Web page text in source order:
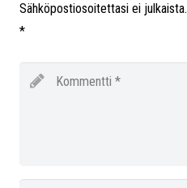
Sähköpostiosoitettasi ei julkaista.
*